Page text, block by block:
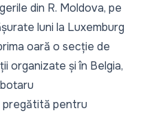
din R. Moldova, pe
luni la Luxemburg
oară o secție de
organizate și în Belgia,
pregătită pentru